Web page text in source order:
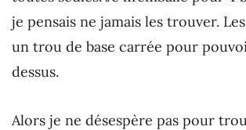
je pensais ne jamais les trouver.
un trou de base carrée pour
dessus.
Alors je ne désespère pas pour